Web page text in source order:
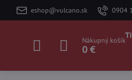
eshop@vulcano.sk 0904
Nákupný košík
0 €